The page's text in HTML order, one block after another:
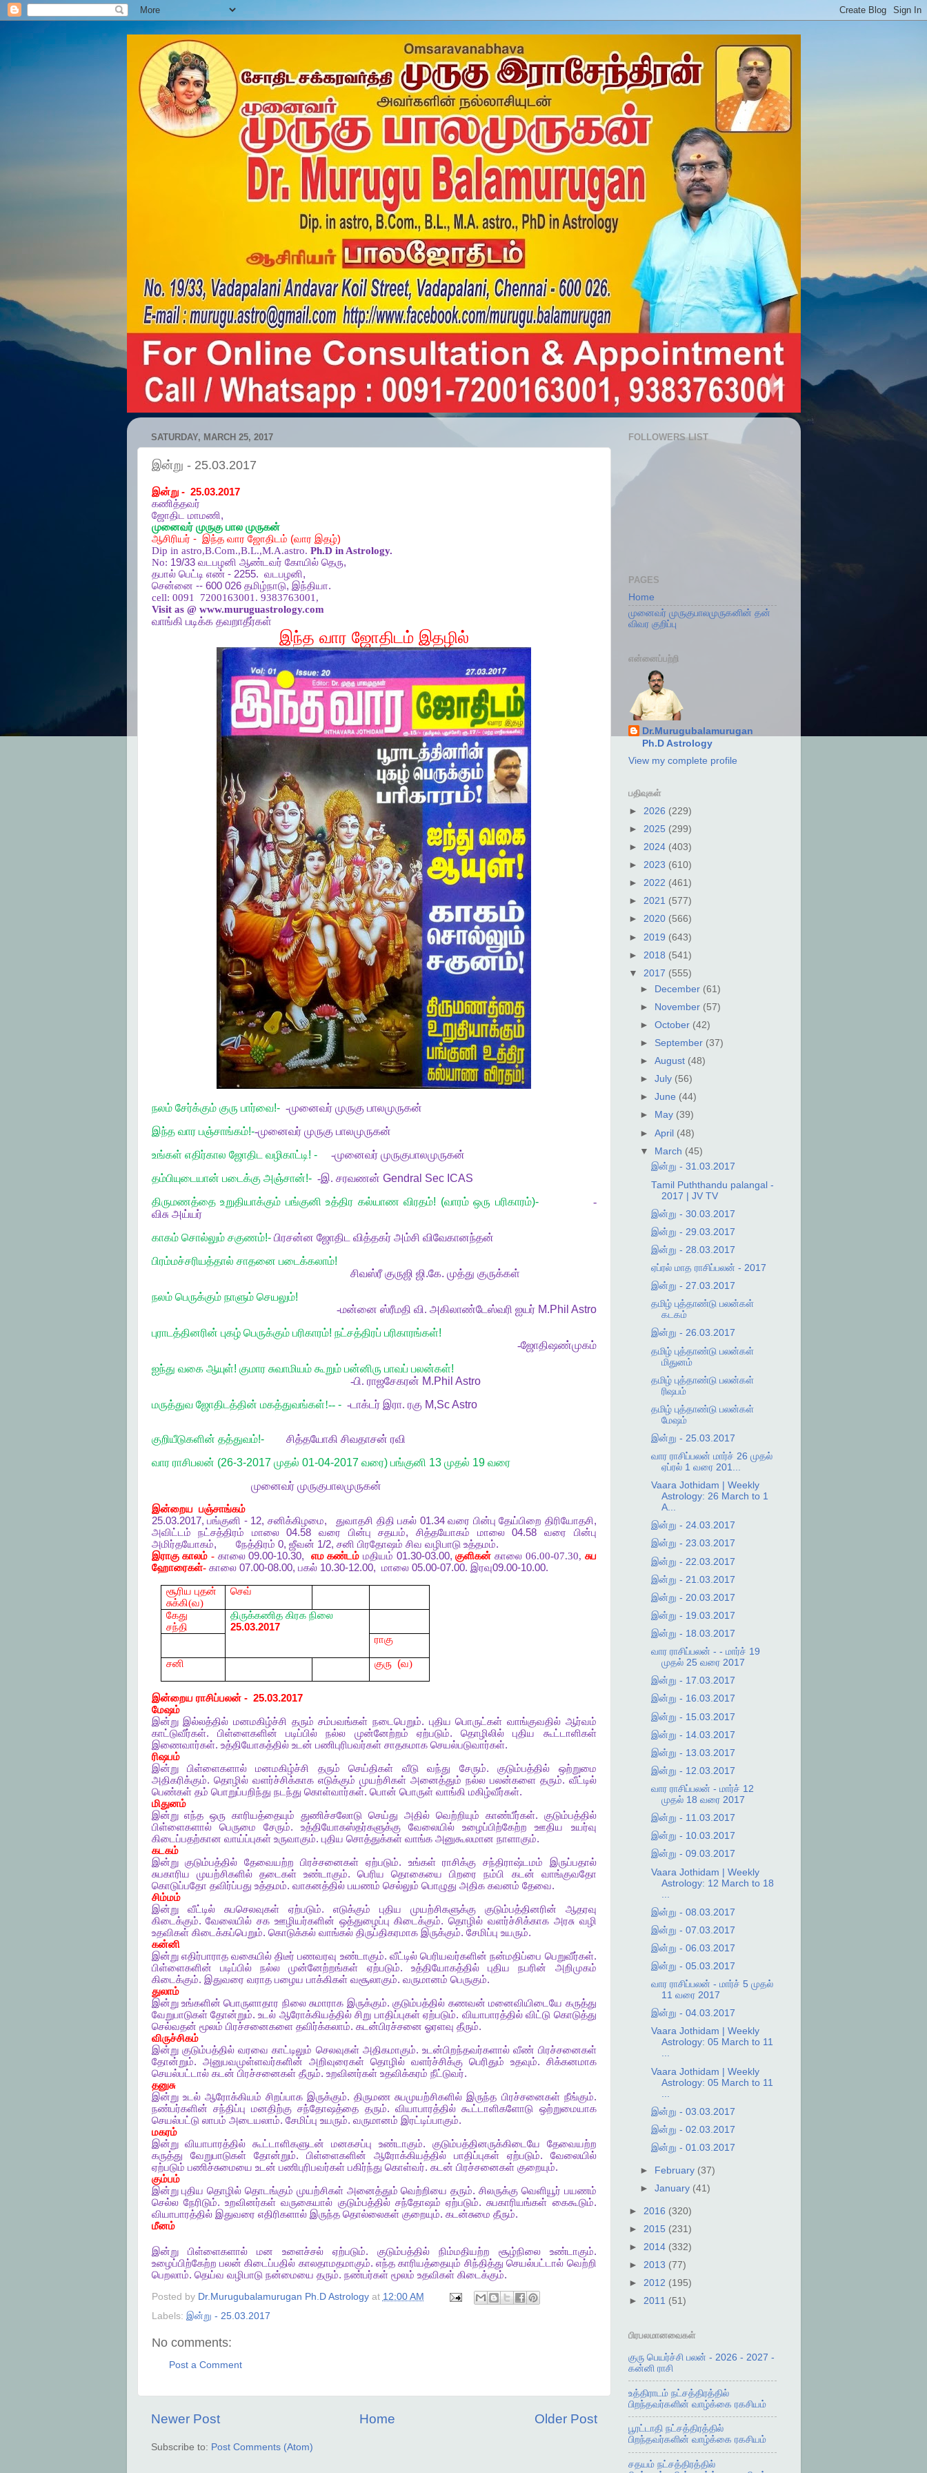
SATURDAY, MARCH 25, 2017
இன்று - 25.03.2017
இன்று - 25.03.2017
கணித்தவர்
ஜோதிட
மாமணி,
முனைவர் முருகு பால முருகன்
ஆசிரியர் - இந்த வார ஜோதிடம் (வார இதழ்)
Dip in astro,B.Com.,B.L.,M.A.astro. Ph.D in Astrology.
No: 19/33 வடபழனி ஆண்டவர் கோயில் தெரு,
தபால் பெட்டி எண்- 2255. வடபழனி,
சென்னை -- 600 026 தமிழ்நாடு, இந்தியா.
cell: 0091 7200163001. 9383763001,
Visit as @ www.muruguastrology.com
வாங்கி படிக்க தவறாதீர்கள்
இந்த வார ஜோதிடம் இதழில்
நலம் சேர்க்கும் குரு பார்வை!- -முனைவர் முருகு பாலமுருகன்
இந்த வார பஞ்சாங்கம்!--முனைவர் முருகு பாலமுருகன்
உங்கள் எதிர்கால ஜோதிட வழிகாட்டி! --முனைவர் முருகுபாலமுருகன்
தம்பியுடையான் படைக்கு அஞ்சான்!- -இ. சரவணன் Gendral Sec ICAS
திருமணத்தை உறுதியாக்கும் பங்குனி உத்திர கல்யாண விரதம்! (வாரம் ஒரு பரிகாரம்)- -
விசு அய்யர்
காகம் சொல்லும் சகுணம்!- பிரசன்ன ஜோதிட வித்தகர் அம்சி விவேகானந்தன்
பிரம்மச்சரியத்தால் சாதனை படைக்கலாம்!
சிவஸ்ரீ குருஜி ஜி.கே. முத்து குருக்கள்
நலம் பெருக்கும் நாளும் செயலும்!
-மன்னை ஸ்ரீமதி வி. அகிலாண்டேஸ்வரி ஐயர் M.Phil Astro
புராடத்தினரின் புகழ் பெருக்கும் பரிகாரம்! நட்சத்திரப் பரிகாரங்கள்!
-ஜோதிஷண்முகம்
ஐந்து வகை ஆயுள்! குமார சுவாமியம் கூறும் பன்னிரு பாவப் பலன்கள்!
-பி. ராஜசேகரன் M.Phil Astro
மருத்துவ ஜோதிடத்தின் மகத்துவங்கள்!--- -டாக்டர் இரா. ரகு M,Sc Astro
குறியீடுகளின் தத்துவம்!- சித்தயோகி சிவதாசன் ரவி
வார ராசிபலன் (26-3-2017 முதல் 01-04-2017 வரை) பங்குனி 13 முதல் 19 வரை
முனைவர் முருகுபாலமுருகன்
இன்றைய பஞ்சாங்கம்
25.03.2017, பங்குனி - 12, சனிக்கிழமை, துவாதசி திதி பகல் 01.34 வரை பின்பு தேய்பிறை திரியோதசி,
அவிட்டம்
நட்சத்திரம் மாலை04.58வரை பின்பு சதயம், சித்தயோகம் மாலை04.58 வரை
பின்பு
அமிர்தயோகம், நேத்திரம் 0, ஜீவன் 1/2, சனி பிரதோஷம் சிவ வழிபாடு உத்தமம்.
இராகு காலம் - காலை09.00-10.30, எம கண்டம் மதியம் 01.30-03.00,குளிகன் காலை 06.00-07.30, சுப
ஹோரைகள்- காலை07.00-08.00, பகல்10.30-12.00, மாலை05.00-07.00. இரவு09.00-10.00.
சூரிய புதன்
சுக்கி(வ)
செவ்
கேது
சந்தி
திருக்கணித கிரக நிலை
25.03.2017
ராகு
சனி குரு(வ)
இன்றைய ராசிப்பலன்- 25.03.2017
மேஷம்
இன்று இல்லத்தில் மனமகிழ்ச்சி தரும் சம்பவங்கள் நடைபெறும். புதிய பொருட்கள் வாங்குவதில் ஆர்வம்
காட்டுவீர்கள். பிள்ளைகளின் படிப்பில் நல்ல முன்னேற்றம் ஏற்படும். தொழிலில் புதிய
கூட்டாளிகள்
இணைவார்கள். உத்தியோகத்தில் உடன் பணிபுரிபவர்கள் சாதகமாக செயல்படுவார்கள்.
ரிஷபம்
இன்று
பிள்ளைகளால் மனமகிழ்ச்சி தரும் செய்திகள் வீடு வந்து சேரும்.குடும்பத்தில்
ஒற்றுமை
அதிகரிக்கும். தொழில் வளர்ச்சிக்காக எடுக்கும் முயற்சிகள் அனைத்தும் நல்ல பலன்களை தரும். வீட்டில்
பெண்கள் தம் பொறுப்பறிந்து நடந்து கொள்வார்கள். பொன் பொருள் வாங்கி மகிழ்வீர்கள்.
மிதுனம்
இன்று எந்த ஒரு காரியத்தையும் துணிச்சலோடு செய்து அதில் வெற்றியும் காண்பீர்கள். குடும்பத்தில்
பிள்ளைகளால்
பெருமை சேரும். உத்தியோகஸ்தர்களுக்கு வேலையில் உழைப்பிற்கேற்ற ஊதிய
உயர்வு
கிடைப்பதற்கான வாய்ப்புகள் உருவாகும். புதிய சொத்துக்கள் வாங்க அனுகூலமான நாளாகும்.
கடகம்
இன்று
குடும்பத்தில் தேவையற்ற பிரச்சனைகள் ஏற்படும். உங்கள் ராசிக்கு சந்திராஷ்டமம்
இருப்பதால்
சுபகாரிய
முயற்சிகளில் தடைகள் உண்டாகும். பெரிய தொகையை பிறரை நம்பி கடன்
வாங்குவதோ
கொடுப்பதோ தவிர்ப்பது உத்தமம். வாகனத்தில் பயணம் செல்லும் பொழுது அதிக கவனம் தேவை.
சிம்மம்
இன்று
வீட்டில் சுபசெலவுகள் ஏற்படும். எடுக்கும் புதிய முயற்சிகளுக்கு குடும்பத்தினரின்
ஆதரவு
கிடைக்கும்.வேலையில் சக ஊழியர்களின் ஒத்துழைப்பு கிடைக்கும்.தொழில் வளர்ச்சிக்காக அரசு வழி
உதவிகள் கிடைக்கப்பெறும். கொடுக்கல் வாங்கல் திருப்திகரமாக இருக்கும். சேமிப்பு உயரும்.
கன்னி
இன்று எதிர்பாராத வகையில் திடீர் பணவரவு உண்டாகும். வீட்டில் பெரியவர்களின் நன்மதிப்பை பெறுவீர்கள்.
பிள்ளைகளின்
படிப்பில் நல்ல முன்னேற்றங்கள் ஏற்படும். உத்தியோகத்தில் புதிய நபரின்
அறிமுகம்
கிடைக்கும். இதுவரை வராத பழைய பாக்கிகள் வசூலாகும். வருமானம் பெருகும்.
துலாம்
இன்று உங்களின் பொருளாதார நிலை சுமாராக இருக்கும்.குடும்பத்தில் கணவன் மனைவியிடையே கருத்து
வேறுபாடுகள் தோன்றும்.உடல் ஆரோக்கியத்தில் சிறு பாதிப்புகள் ஏற்படும். வியாபாரத்தில் விட்டு கொடுத்து
செல்வதன் மூலம் பிரச்சனைகளை தவிர்க்கலாம். கடன்பிரச்சனை ஓரளவு தீரும்.
விருச்சிகம்
இன்று குடும்பத்தில் வரவை காட்டிலும் செலவுகள் அதிகமாகும். உடன்பிறந்தவர்களால் வீண் பிரச்சனைகள்
தோன்றும். அனுபவமுள்ளவர்களின் அறிவுரைகள் தொழில் வளர்ச்சிக்கு பெரிதும் உதவும். சிக்கனமாக
செயல்பட்டால் கடன் பிரச்சனைகள் தீரும். உறவினர்கள் உதவிக்கரம் நீட்டுவர்.
தனுசு
இன்று உடல் ஆரோக்கியம் சிறப்பாக இருக்கும்.திருமண சுபமுயற்சிகளில் இருந்த பிரச்சனைகள் நீங்கும்.
நண்பர்களின் சந்திப்பு மனதிற்கு சந்தோஷத்தை தரும். வியாபாரத்தில் கூட்டாளிகளோடு
ஒற்றுமையாக
செயல்பட்டு லாபம் அடையலாம். சேமிப்பு உயரும். வருமானம் இரட்டிப்பாகும்.
மகரம்
இன்று
வியாபாரத்தில் கூட்டாளிகளுடன் மனகசப்பு உண்டாகும். குடும்பத்தினருக்கிடையே
தேவையற்ற
கருத்து
வேறுபாடுகள் தோன்றும். பிள்ளைகளின் ஆரோக்கியத்தில் பாதிப்புகள் ஏற்படும். வேலையில்
ஏற்படும் பணிச்சுமையை உடன் பணிபுரிபவர்கள் பகிர்ந்து கொள்வர். கடன் பிரச்சனைகள் குறையும்.
கும்பம்
இன்று புதிய தொழில் தொடங்கும் முயற்சிகள் அனைத்தும் வெற்றியை தரும். சிலருக்கு வெளியூர் பயணம்
செல்ல நேரிடும். உறவினர்கள் வருகையால் குடும்பத்தில் சந்தோஷம் ஏற்படும்.சுபகாரியங்கள் கைகூடும்.
வியாபாரத்தில் இதுவரை எதிரிகளால் இருந்த தொல்லைகள் குறையும். கடன்சுமை தீரும்.
மீனம்
இன்று பிள்ளைகளால் மன உளைச்சல் ஏற்படும். குடும்பத்தில் நிம்மதியற்ற சூழ்நிலை உண்டாகும்.
உழைப்பிற்கேற்ற பலன் கிடைப்பதில் காலதாமதமாகும். எந்த காரியத்தையும் சிந்தித்து செயல்பட்டால் வெற்றி
பெறலாம். தெய்வ வழிபாடு நன்மையை தரும். நண்பர்கள் மூலம் உதவிகள் கிடைக்கும்.
Posted by Dr.Murugubalamurugan Ph.D Astrology at 12:00 AM
Labels: இன்று - 25.03.2017
No comments:
Post a Comment
Newer Post Older Post
Home
Subscribe to: Post Comments (Atom)
FOLLOWERS LIST
PAGES
Home
முனைவர் முருகுபாலமுருகனின் தன்
விவர குறிப்பு
என்னைப்பற்றி
Dr.Murugubalamurugan
Ph.D Astrology
View my complete profile
பதிவுகள்
► 2026 (229)
► 2025 (299)
► 2024 (403)
► 2023 (610)
► 2022 (461)
► 2021 (577)
► 2020 (566)
► 2019 (643)
► 2018 (541)
▼ 2017 (555)
► December (61)
► November (57)
► October (42)
► September (37)
► August (48)
► July (56)
► June (44)
►
May (39)
► April (48)
▼ March (45)
இன்று - 31.03.2017
Tamil Puththandu palangal -
2017 | JV TV
இன்று - 30.03.2017
இன்று - 29.03.2017
இன்று - 28.03.2017
ஏப்ரல் மாத ராசிப்பலன் - 2017
இன்று - 27.03.2017
தமிழ் புத்தாண்டு பலன்கள்
கடகம்
இன்று - 26.03.2017
தமிழ் புத்தாண்டு பலன்கள்
மிதுனம்
தமிழ் புத்தாண்டு பலன்கள்
ரிஷபம்
தமிழ் புத்தாண்டு பலன்கள்
மேஷம்
இன்று - 25.03.2017
வார ராசிப்பலன் மார்ச் 26 முதல்
ஏப்ரல் 1 வரை 201...
Vaara Jothidam | Weekly
Astrology: 26 March to 1
A...
இன்று - 24.03.2017
இன்று - 23.03.2017
இன்று - 22.03.2017
இன்று - 21.03.2017
இன்று - 20.03.2017
இன்று - 19.03.2017
இன்று - 18.03.2017
வார ராசிப்பலன் - - மார்ச் 19
முதல் 25 வரை 2017
இன்று - 17.03.2017
இன்று - 16.03.2017
இன்று - 15.03.2017
இன்று - 14.03.2017
இன்று - 13.03.2017
இன்று - 12.03.2017
வார ராசிப்பலன் - மார்ச் 12
முதல் 18 வரை 2017
இன்று - 11.03.2017
இன்று - 10.03.2017
இன்று - 09.03.2017
Vaara Jothidam | Weekly
Astrology: 12 March to 18
இன்று - 08.03.2017
இன்று - 07.03.2017
இன்று - 06.03.2017
இன்று - 05.03.2017
வார ராசிப்பலன் - மார்ச் 5 முதல்
11 வரை 2017
இன்று - 04.03.2017
Vaara Jothidam | Weekly
Astrology: 05 March to 11
...
Vaara Jothidam | Weekly
Astrology: 05 March to 11
இன்று - 03.03.2017
இன்று - 02.03.2017
இன்று - 01.03.2017
► February (37)
► January (41)
► 2016 (320)
► 2015 (231)
► 2014 (332)
► 2013 (77)
► 2012 (195)
► 2011 (51)
பிரபலமானவைகள்
குரு பெயர்ச்சி பலன் - 2026 - 2027 -
கன்னி ராசி
உத்திராடம் நட்சத்திரத்தில்
பிறந்தவர்களின் வாழ்க்கை ரகசியம்
பூரட்டாதி நட்சத்திரத்தில்
பிறந்தவர்களின் வாழ்க்கை ரகசியம்
சதயம் நட்சத்திரத்தில்